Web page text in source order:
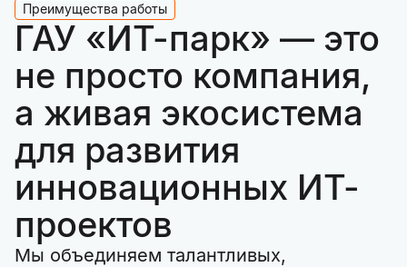
Преимущества работы
ГАУ «ИТ-парк» — это
не просто компания,
а живая экосистема
для развития
инновационных ИТ-
проектов
Мы объединяем талантливых,